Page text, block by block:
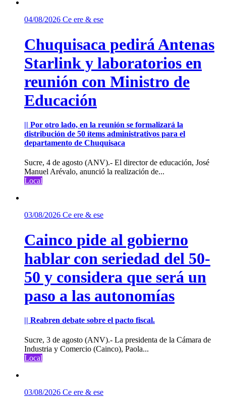
04/08/2026 Ce ere & ese
Chuquisaca pedirá Antenas
Starlink y laboratorios en
reunión con Ministro de
Educación
|| Por otro lado, en la reunión se formalizará la
distribución de 50 ítems administrativos para el
departamento de Chuquisaca
Sucre, 4 de agosto (ANV).- El director de educación, José
Manuel Arévalo, anunció la realización de...
Local
03/08/2026 Ce ere & ese
Cainco pide al gobierno
hablar con seriedad del 50-
50 y considera que será un
paso a las autonomías
|| Reabren debate sobre el pacto fiscal.
Sucre, 3 de agosto (ANV).- La presidenta de la Cámara de
Industria y Comercio (Cainco), Paola...
Local
03/08/2026 Ce ere & ese